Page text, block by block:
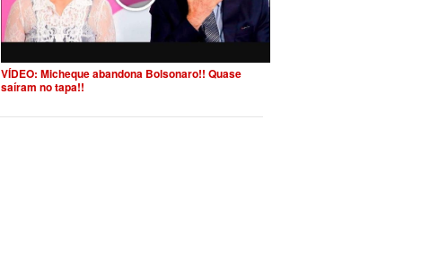
VÍDEO: Micheque abandona Bolsonaro!! Quase
saíram no tapa!!